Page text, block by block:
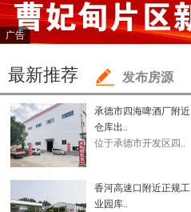
广告
最新推荐 发布房源
承德市四海啤酒厂附近
仓库出..
位于承德市开发区四..
香河高速口附近正规工
业园库..